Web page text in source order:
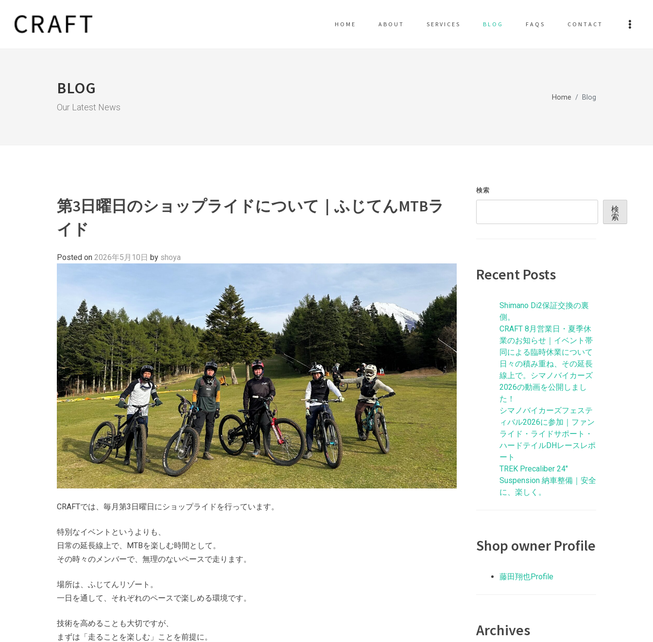
HOME ABOUT SERVICES BLOG FAQS CONTACT
BLOG
Our Latest News
Home Blog
第3日曜日のショップライドについて｜ふじてんMTBラ
イド
Posted on 2026年5月10日 by shoya
CRAFTでは、毎月第3日曜日にショップライドを行っています。
特別なイベントというよりも、
日常の延長線上で、MTBを楽しむ時間として。
その時々のメンバーで、無理のないペースで走ります。
場所は、ふじてんリゾート。
一日を通して、それぞれのペースで楽しめる環境です。
技術を高めることも大切ですが、
まずは「走ることを楽しむ」ことを前提に。
検索
検
索
Recent Posts
Shimano Di2保証交換の裏
側。
CRAFT 8月営業日・夏季休
業のお知らせ｜イベント帯
同による臨時休業について
日々の積み重ね、その延長
線上で。シマノバイカーズ
2026の動画を公開しまし
た！
シマノバイカーズフェステ
ィバル2026に参加｜ファン
ライド・ライドサポート・
ハードテイルDHレースレポ
ート
TREK Precaliber 24″
Suspension 納車整備｜安全
に、楽しく。
Shop owner Profile
藤田翔也Profile
Archives